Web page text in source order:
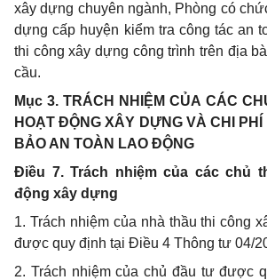
xây dựng chuyên ngành, Phòng có
dựng cấp huyện kiểm tra công tác an
thi công xây dựng công trình trên địa
cầu.
Mục 3. TRÁCH NHIỆM CỦA CÁC
HOẠT ĐỘNG XÂY DỰNG VÀ CHI
BẢO AN TOÀN LAO ĐỘNG
Điều 7. Trách nhiệm của các chủ
động xây dựng
1. Trách nhiệm của nhà thầu thi công
được quy định tại Điều 4 Thông tư 04/
2. Trách nhiệm của chủ đầu tư được